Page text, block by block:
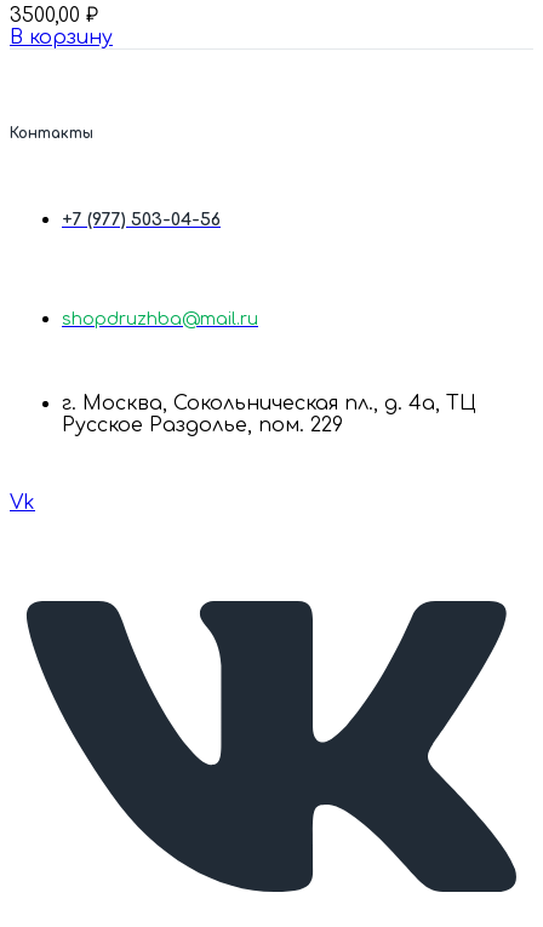
3500,00 ₽
В корзину
Контакты
+7 (977) 503-04-56
shopdruzhba@mail.ru
г. Москва, Сокольническая пл., д. 4а, ТЦ
Русское Раздолье, пом. 229
Vk